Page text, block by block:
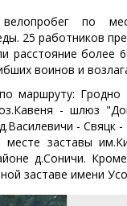
по
25 работников
расстояние более
воинов и
маршруту:
- шлюз
- Свяцк -
месте заставы
д.Соничи.
заставе имени